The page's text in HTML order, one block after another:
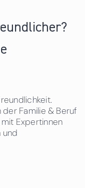
Familie & Beruf
Expertinnen
und